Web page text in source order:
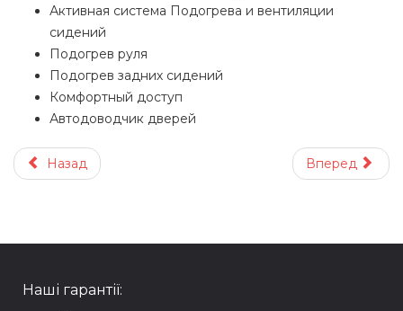
Активная система Подогрева и вентиляции
сидений
Подогрев руля
Подогрев задних сидений
Комфортный доступ
Автодоводчик дверей
Назад Вперед
Наші гарантії: